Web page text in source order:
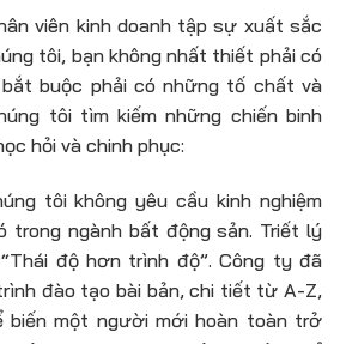
viên kinh doanh tập sự xuất sắc
tôi, bạn không nhất thiết phải có
bắt buộc phải có những tố chất và
tôi tìm kiếm những chiến binh
hỏi và chinh phục:
tôi không yêu cầu kinh nghiệm
trong ngành bất động sản. Triết lý
độ hơn trình độ”. Công ty đã
đào tạo bài bản, chi tiết từ A-Z,
một người mới hoàn toàn trở